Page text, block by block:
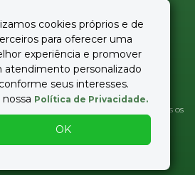
cookies próprios e de
para oferecer uma
experiência e promover
atendimento personalizado
conforme seus interesses.
nossa Política de Privacidade.
OK
Enviar e-mail
Imobiliários - CRECI 37.959-J :: Todos os